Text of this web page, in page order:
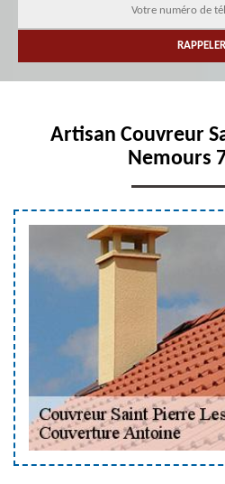
Artisan Couvreur
Nemours